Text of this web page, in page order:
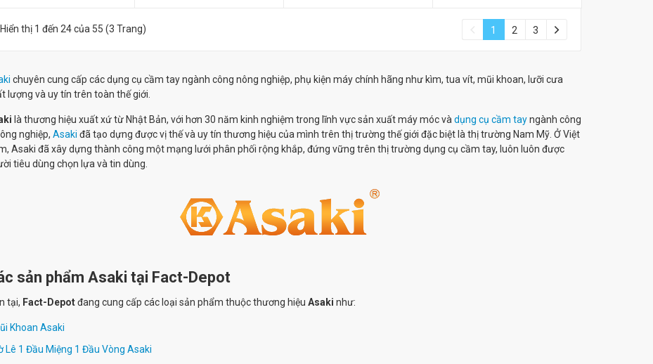
Hiển thị 1 đến 24 của 55 (3 Trang) 1 2 3
chuyên cung cấp các dụng cụ cầm tayngành công nông nghiệp, phụ kiện máy chính hãng như kìm, tua vít, mũi khoan, lưỡi cưa
lượng và uy tín trên toàn thế giới.
là thương hiệu xuất xứ từ Nhật Bản, với hơn 30 năm kinh nghiệm trong lĩnh vực sản xuất máy móc và dụng cụ cầm tayngành công
nghiệp, Asaki đã tạo dựng được vị thế và uy tín thương hiệu của mình trên thị trường thế giới đặc biệt là thị trường Nam Mỹ. Ở Việt
Asaki đã xây dựng thành công một mạng lưới phân phối rộng khắp, đứng vững trên thị trường dụng cụ cầm tay, luôn luôn được
tiêu dùng chọn lựa và tin dùng.
sản phẩm Asaki tại Fact-Depot
tại, Fact-Depotđang cung cấp các loại sản phẩm thuộc thương hiệu Asaki như:
Khoan Asaki
Lê 1 Đầu Miệng 1 Đầu Vòng Asaki